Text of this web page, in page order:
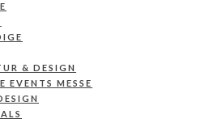
& DESIGN
EVENTS MESSE